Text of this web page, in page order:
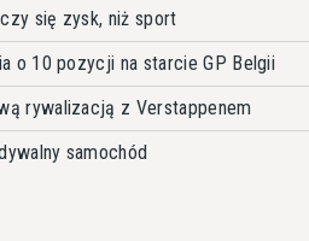
się zysk, niż sport
o 10 pozycji na starcie GP Belgii
rywalizacją z Verstappenem
samochód